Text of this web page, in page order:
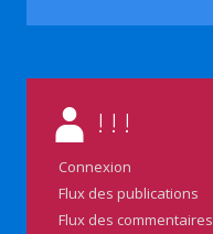
! ! !
Connexion
Flux des publications
Flux des commentaires